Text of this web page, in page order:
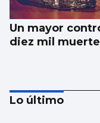
Un mayor
diez mil
Lo último